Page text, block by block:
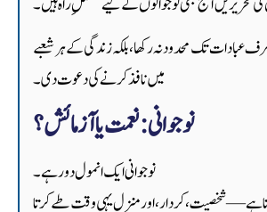
عبادات تک محدود نہ رکھا، بلکہ زندگی کے ہر شعبے
میں نافذ کرنے کی دعوت دی۔
نوجوانی: نعمت یا آزمائش؟
نوجوانی ایک انمول دور ہے۔
ہے — شخصیت، کردار، اور منزل یہی وقت طے کرتا